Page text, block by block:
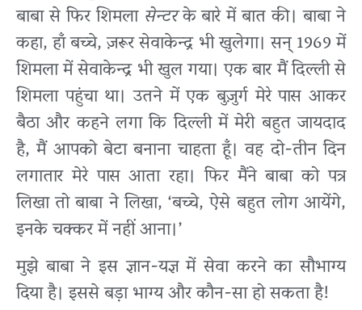
बाबा से फिर शिमलासेन्टरके बारे में बात की। बाबा ने
कहा, हाँ बच्चे, ज़रूर सेवाकेन्द्र भी खुलेगा। सन् 1969 में
शिमला में सेवाकेन्द्र भी खुल गया। एक बार मैं दिल्ली से
शिमला पहुंचा था। उतने में एक बुज़ुर्ग मेरे पास आकर
बैठा और कहने लगा कि दिल्ली में मेरी बहुत जायदाद
है, मैं आपको बेटा बनाना चाहता हूँ। वह दो-तीन दिन
लगातार मेरे पास आता रहा। फिर मैंने बाबा को पत्र
लिखा तो बाबा ने लिखा, ‘बच्चे, ऐसे बहुत लोग आयेंगे,
इनके चक्कर में नहीं आना।’
मुझे बाबा ने इस ज्ञान-यज्ञ में सेवा करने का सौभाग्य
दिया है। इससे बड़ा भाग्य और कौन-सा हो सकता है!